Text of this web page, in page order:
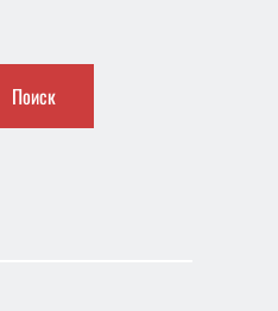
Поиск